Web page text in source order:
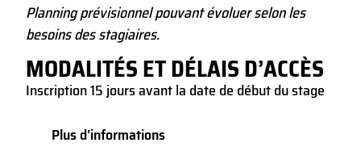
Planning prévisionnel pouvant évoluer selon les
besoins des stagiaires.
MODALITÉS ET DÉLAIS D’ACCÈS
Inscription 15 jours avant la date de début du stage
Plus d’informations